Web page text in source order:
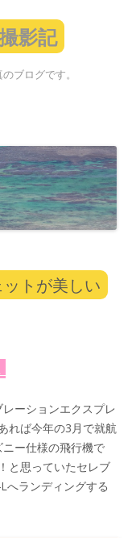
影記
ブログです。
トが美しい
ーションエクスプレ
れば今年の3月で就航
ー仕様の飛行機で
と思っていたセレブ
へランディングする